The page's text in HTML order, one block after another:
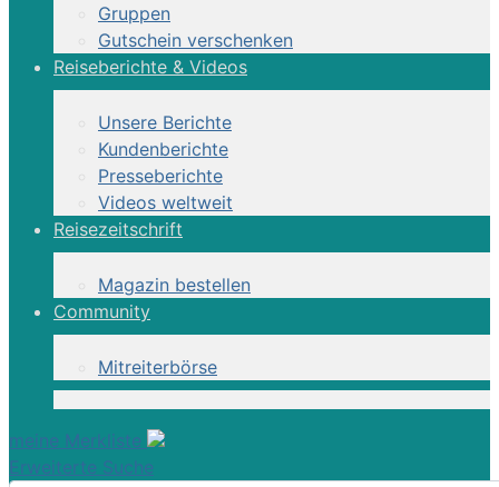
Gruppen
Gutschein verschenken
Reiseberichte & Videos
Unsere Berichte
Kundenberichte
Presseberichte
Videos weltweit
Reisezeitschrift
Magazin bestellen
Community
Mitreiterbörse
meine Merkliste
Erweiterte Suche